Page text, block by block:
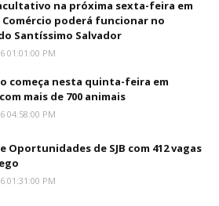
na próxima sexta-feira em
Comércio poderá funcionar no
Santíssimo Salvador
01:01:00 PM
começa nesta quinta-feira em
mais de 700 animais
04:58:00 PM
Oportunidades de SJB com 412 vagas
01:31:00 PM